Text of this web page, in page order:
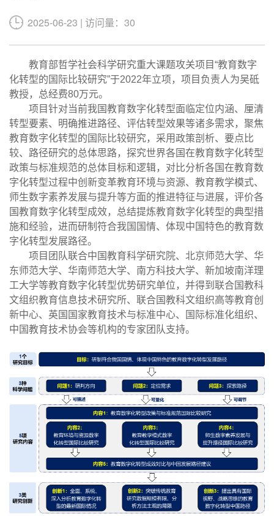
2025-06-23 | 访问量：30
教育部哲学社会科学研究重大课题攻关项目 “教育数字
化转型的国际比较研究”于2022年立项，项目负责人为吴砥
教授，总经费80万元。
项目针对当前我国教育数字化转型面临定位内涵、厘清
转型要素、明确推进路径、评估转型效果等诸多需求，聚焦
教育数字化转型的国际比较研究，采用政策剖析、要点比
较、路径研究的总体思路，探究世界各国在教育数字化转型
政策与标准规范的总体目标和逻辑，对比分析各国在教育数
字化转型过程中创新变革教育环境与资源、教育教学模式、
师生数字素养发展与提升等方面的推进特征与进展，评价各
国教育数字化转型成效，总结提炼教育数字化转型的典型措
施和经验，进而研制符合我国国情、体现中国特色的教育数
字化转型发展路径。
项目团队联合中国教育科学研究院、北京师范大学、华
东师范大学、华南师范大学、南方科技大学、新加坡南洋理
工大学等教育数字化转型优势研究单位，并得到联合国教科
文组织教育信息技术研究所、联合国教科文组织高等教育创
新中心、英国国家教育技术与标准中心、国际标准化组织、
中国教育技术协会等机构的专家团队支持。